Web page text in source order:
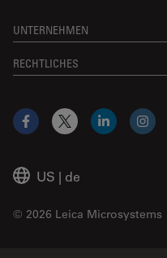
UNTERNEHMEN
RECHTLICHES
US | de
© 2026 Leica Microsystems
Facebook
X LinkedIn